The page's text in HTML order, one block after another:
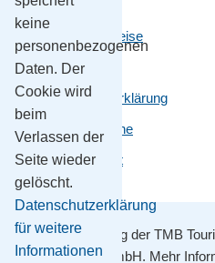
keine
personenbezogenen
Daten. Der
Cookie wird
beim
Verlassen der
Seite wieder
gelöscht.
Datenschutzerklärung
für weitere
Informationen
Kontakt & Anreise
Impressum
Datenschutzerklärung
Leichte Sprache
Barrierefreiheit
Mit Unterstützung der TMB
Brandenburg GmbH. Mehr